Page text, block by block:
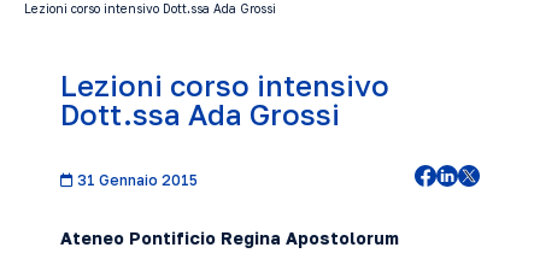
Lezioni corso intensivo Dott.ssa Ada Grossi
Lezioni corso intensivo
Dott.ssa Ada Grossi
31 Gennaio 2015
Ateneo Pontificio Regina Apostolorum